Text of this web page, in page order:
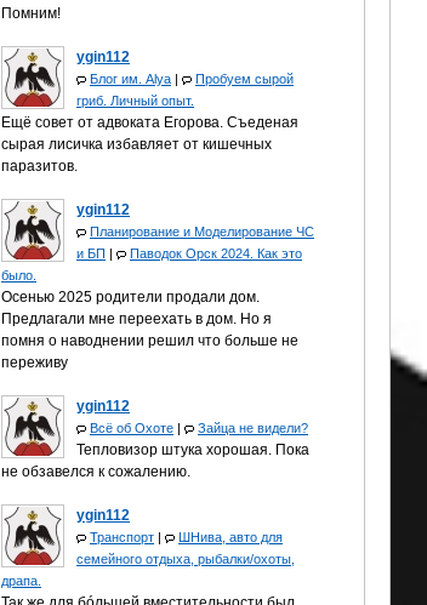
Помним!
ygin112
Блог им. Alya |
Пробуем сырой
гриб. Личный опыт.
Ещё совет от адвоката Егорова. Съеденая
сырая лисичка избавляет от кишечных
паразитов.
ygin112
Планирование и Моделирование ЧС
и БП |
Паводок Орск 2024. Как это
было.
Осенью 2025 родители продали дом.
Предлагали мне переехать в дом. Но я
помня о наводнении решил что больше не
переживу
ygin112
Всё об Охоте | Зайца не видели?
Тепловизор штука хорошая. Пока
не обзавелся к сожалению.
ygin112
Транспорт |
ШНива, авто для
семейного отдыха, рыбалки/охоты,
драпа.